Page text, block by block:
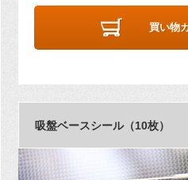
買い物
吸盤ベースシール（10枚）